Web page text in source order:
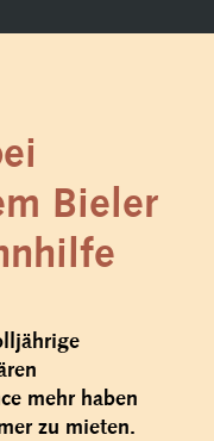
Bieler
mehr haben
zu mieten.